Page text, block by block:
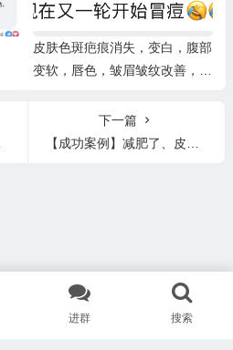
皮肤色斑疤痕消失，变白，腹部
变软，唇色，皱眉皱纹改善，毛
下一篇
【成功案例】减肥了、皮肤变光滑紧致、色斑几乎消失、腋窝淋巴结节消失、乳腺增生好转、膝盖不疼了、肠胃功能好转、排宿便、寒凉体质逆转了、身体轻盈、右脑清晰、精力满满、心情愉悦、舌下血管变淡、眼睛红血丝变少、
进群 搜索